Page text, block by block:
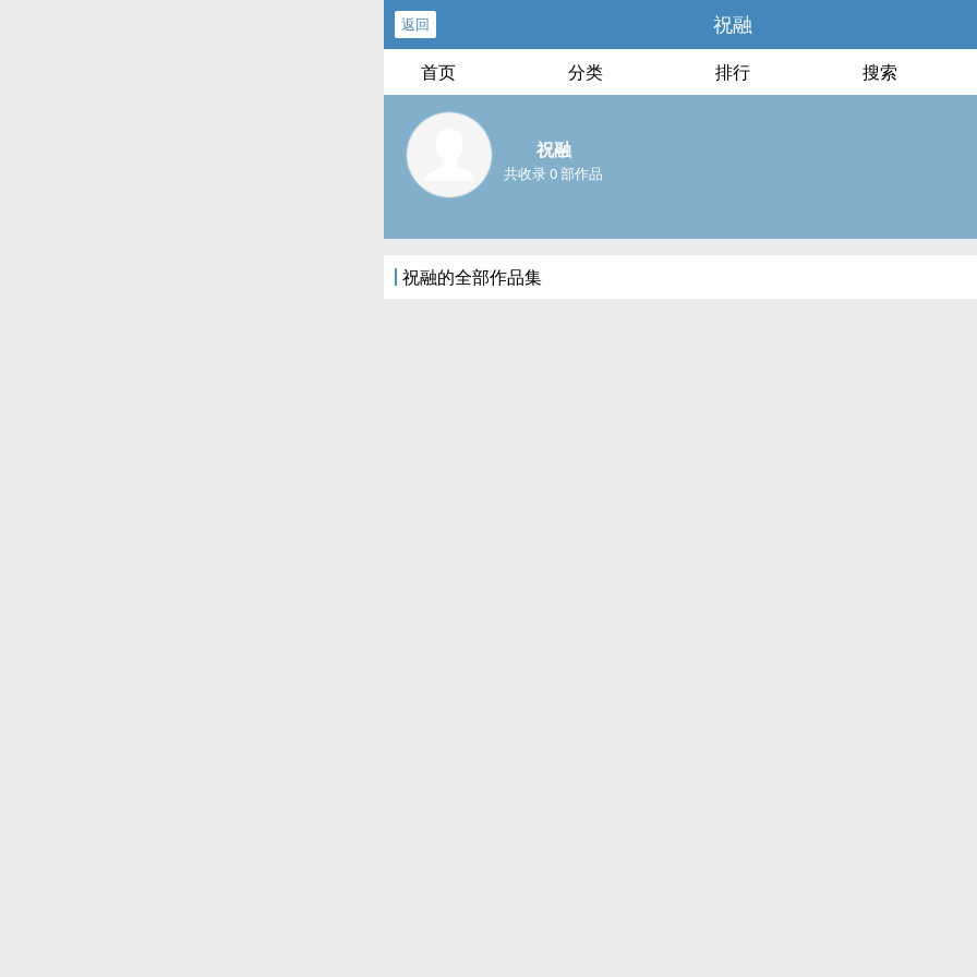
返回 祝融
首页 分类 排行 搜索
祝融
共收录 0 部作品
祝融的全部作品集